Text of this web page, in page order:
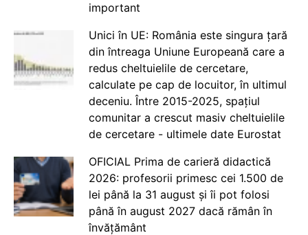
important
Unici în UE: România este singura țară
din întreaga Uniune Europeană care a
redus cheltuielile de cercetare,
calculate pe cap de locuitor, în ultimul
deceniu. Între 2015-2025, spațiul
comunitar a crescut masiv cheltuielile
de cercetare - ultimele date Eurostat
OFICIAL Prima de carieră didactică
2026: profesorii primesc cei 1.500 de
lei până la 31 august și îi pot folosi
până în august 2027 dacă rămân în
învățământ